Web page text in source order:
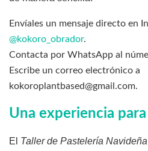
Envíales un mensaje directo en
@kokoro_obrador.
Contacta por WhatsApp al
Escribe un correo electrónico a
kokoroplantbased@gmail.com.
Una experiencia
El Taller de Pastelería Navideña